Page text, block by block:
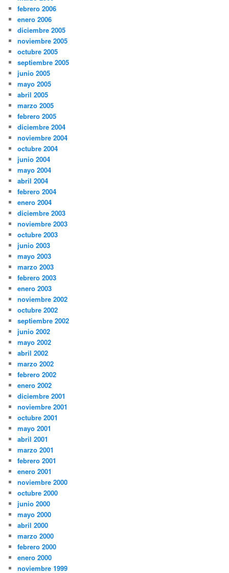
febrero 2006
enero 2006
diciembre 2005
noviembre 2005
octubre 2005
septiembre 2005
junio 2005
mayo 2005
abril 2005
marzo 2005
febrero 2005
diciembre 2004
noviembre 2004
octubre 2004
junio 2004
mayo 2004
abril 2004
febrero 2004
enero 2004
diciembre 2003
noviembre 2003
octubre 2003
junio 2003
mayo 2003
marzo 2003
febrero 2003
enero 2003
noviembre 2002
octubre 2002
septiembre 2002
junio 2002
mayo 2002
abril 2002
marzo 2002
febrero 2002
enero 2002
diciembre 2001
noviembre 2001
octubre 2001
mayo 2001
abril 2001
marzo 2001
febrero 2001
enero 2001
noviembre 2000
octubre 2000
junio 2000
mayo 2000
abril 2000
marzo 2000
febrero 2000
enero 2000
noviembre 1999